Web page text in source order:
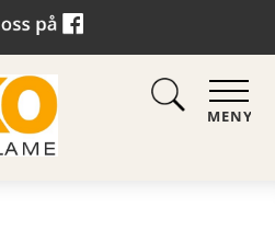
MENY